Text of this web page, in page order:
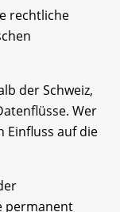
rechtliche
der Schweiz,
Wer
auf die
permanent